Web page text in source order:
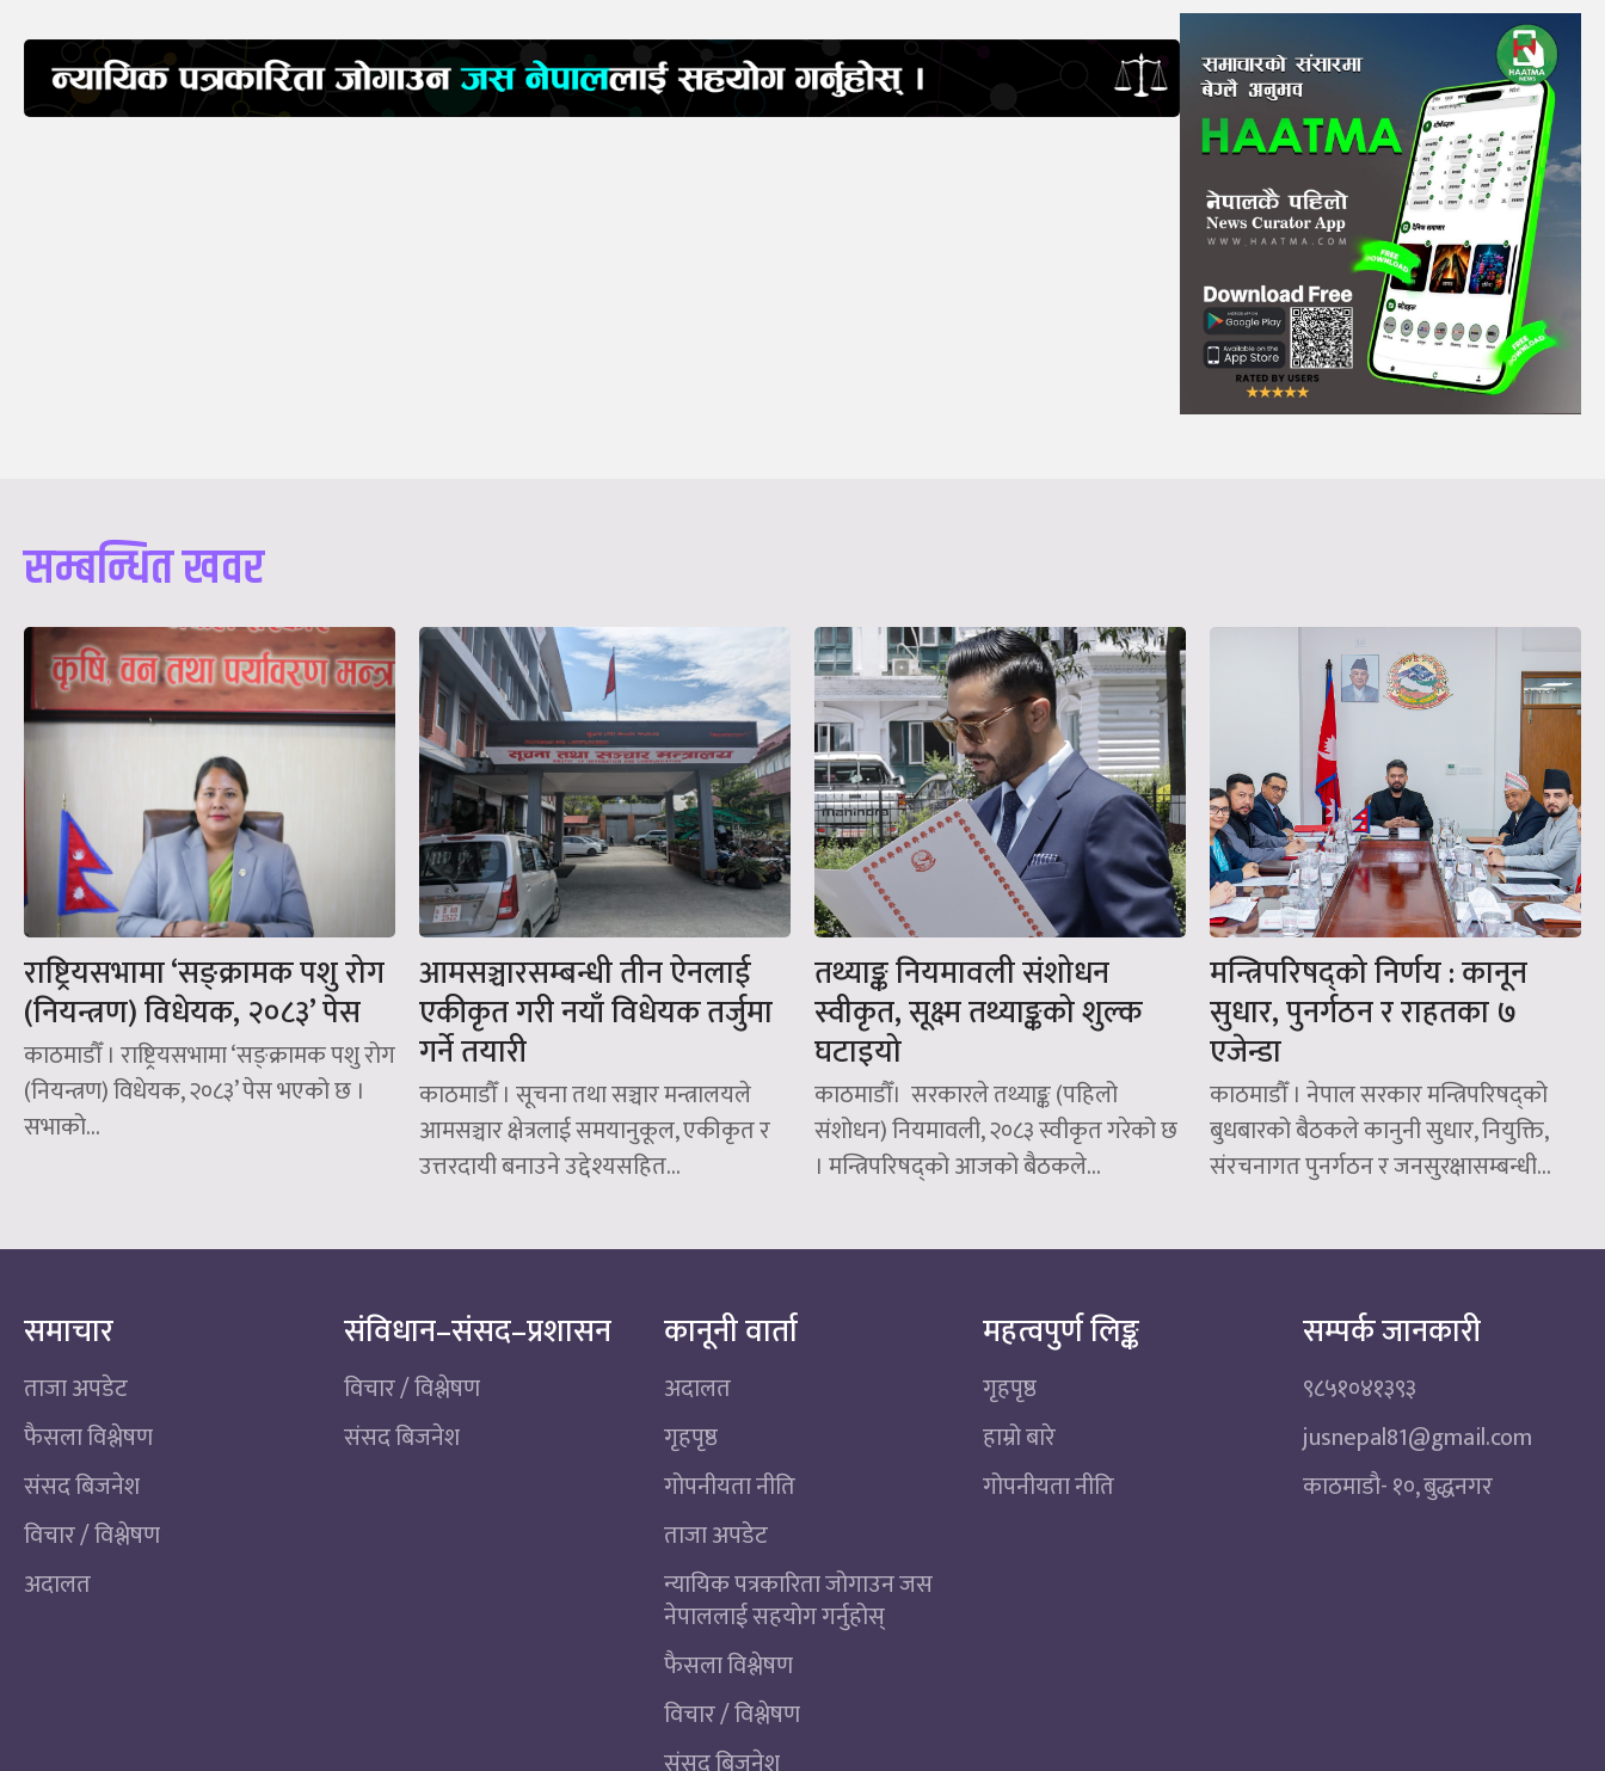
सम्बन्धित खवर
राष्ट्रियसभामा ‘सङ्क्रामक पशु रोग
(नियन्त्रण) विधेयक, २०८३’ पेस
काठमाडौँ । राष्ट्रियसभामा ‘सङ्क्रामक पशु रोग
(नियन्त्रण) विधेयक, २०८३’ पेस भएको छ ।
सभाको...
आमसञ्चारसम्बन्धी तीन ऐनलाई
एकीकृत गरी नयाँ विधेयक तर्जुमा
गर्ने तयारी
काठमाडौँ । सूचना तथा सञ्चार मन्त्रालयले
आमसञ्चार क्षेत्रलाई समयानुकूल, एकीकृत र
उत्तरदायी बनाउने उद्देश्यसहित...
तथ्याङ्क नियमावली संशोधन
स्वीकृत, सूक्ष्म तथ्याङ्कको शुल्क
घटाइयो
काठमाडौँ। सरकारले तथ्याङ्क (पहिलो
संशोधन) नियमावली, २०८३ स्वीकृत गरेको छ
। मन्त्रिपरिषद्को आजको बैठकले...
मन्त्रिपरिषद्को निर्णय : कानून
सुधार, पुनर्गठन र राहतका ७
एजेन्डा
काठमाडौँ । नेपाल सरकार मन्त्रिपरिषद्को
बुधबारको बैठकले कानुनी सुधार, नियुक्ति,
संरचनागत पुनर्गठन र जनसुरक्षासम्बन्धी...
समाचार
ताजा अपडेट
फैसला विश्लेषण
संसद बिजनेश
विचार / विश्लेषण
अदालत
संविधान–संसद–प्रशासन
विचार / विश्लेषण
संसद बिजनेश
कानूनी वार्ता
अदालत
गृहपृष्ठ
गोपनीयता नीति
ताजा अपडेट
न्यायिक पत्रकारिता जोगाउन जस
नेपाललाई सहयोग गर्नुहोस्
फैसला विश्लेषण
विचार / विश्लेषण
महत्वपुर्ण लिङ्क
गृहपृष्ठ
हाम्रो बारे
गोपनीयता नीति
सम्पर्क जानकारी
९८५१०४१३९३
jusnepal81@gmail.com
काठमाडाै‌- १०, बुद्धनगर